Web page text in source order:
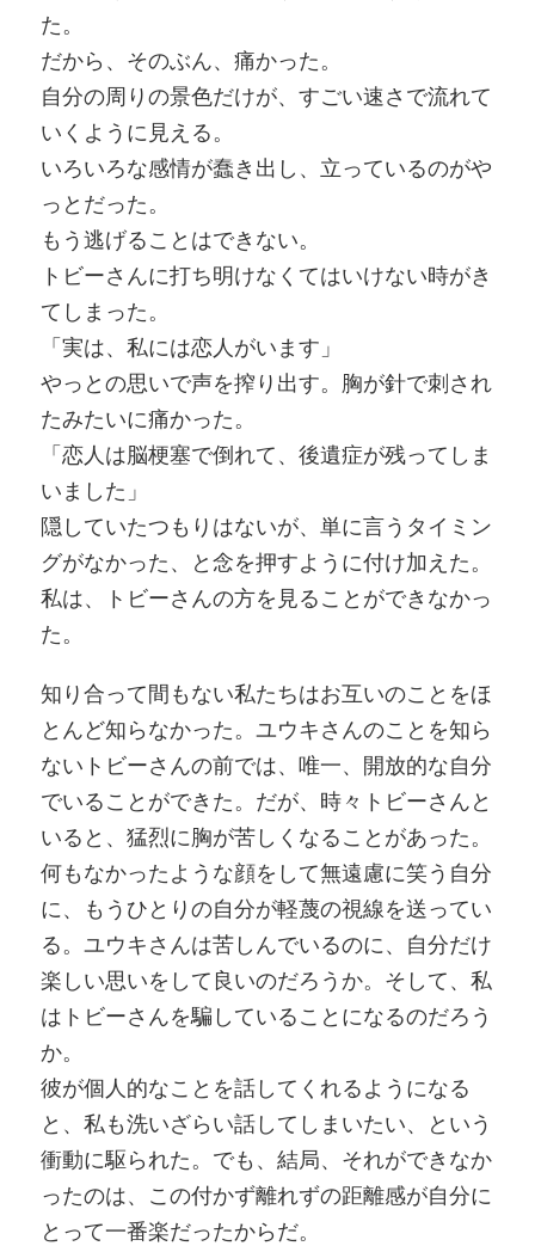
た。
だから、そのぶん、痛かった。
自分の周りの景色だけが、すごい速さで流れて
いくように見える。
いろいろな感情が蠢き出し、立っているのがや
っとだった。
もう逃げることはできない。
トビーさんに打ち明けなくてはいけない時がき
てしまった。
「実は、私には恋人がいます」
やっとの思いで声を搾り出す。胸が針で刺され
たみたいに痛かった。
「恋人は脳梗塞で倒れて、後遺症が残ってしま
いました」
隠していたつもりはないが、単に言うタイミン
グがなかった、と念を押すように付け加えた。
私は、トビーさんの方を見ることができなかっ
た。
知り合って間もない私たちはお互いのことをほ
とんど知らなかった。ユウキさんのことを知ら
ないトビーさんの前では、唯一、開放的な自分
でいることができた。だが、時々トビーさんと
いると、猛烈に胸が苦しくなることがあった。
何もなかったような顔をして無遠慮に笑う自分
に、もうひとりの自分が軽蔑の視線を送ってい
る。ユウキさんは苦しんでいるのに、自分だけ
楽しい思いをして良いのだろうか。そして、私
はトビーさんを騙していることになるのだろう
か。
彼が個人的なことを話してくれるようになる
と、私も洗いざらい話してしまいたい、という
衝動に駆られた。でも、結局、それができなか
ったのは、この付かず離れずの距離感が自分に
とって一番楽だったからだ。